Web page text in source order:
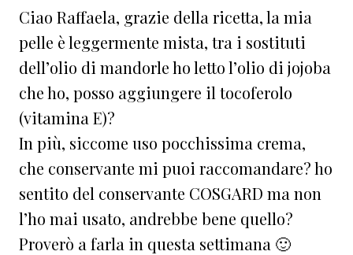
Ciao Raffaela, grazie della ricetta, la mia
pelle è leggermente mista, tra i sostituti
dell’olio di mandorle ho letto l’olio di jojoba
che ho, posso aggiungere il tocoferolo
(vitamina E)?
In più, siccome uso pocchissima crema,
che conservante mi puoi raccomandare? ho
sentito del conservante COSGARD ma non
l’ho mai usato, andrebbe bene quello?
Proverò a farla in questa settimana 🙂